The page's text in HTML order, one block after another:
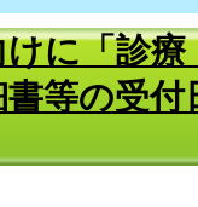
に「診
等の受